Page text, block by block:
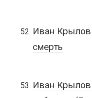
Иван Крылов
смерть
Иван Крылов